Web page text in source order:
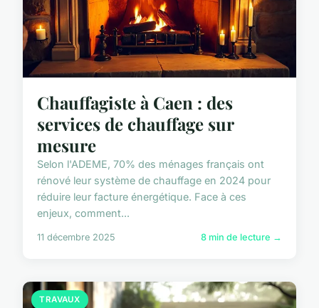
Chauffagiste à Caen : des
services de chauffage sur
mesure
Selon l'ADEME, 70% des ménages français ont
rénové leur système de chauffage en 2024 pour
réduire leur facture énergétique. Face à ces
enjeux, comment...
11 décembre 2025 8 min de lecture →
TRAVAUX